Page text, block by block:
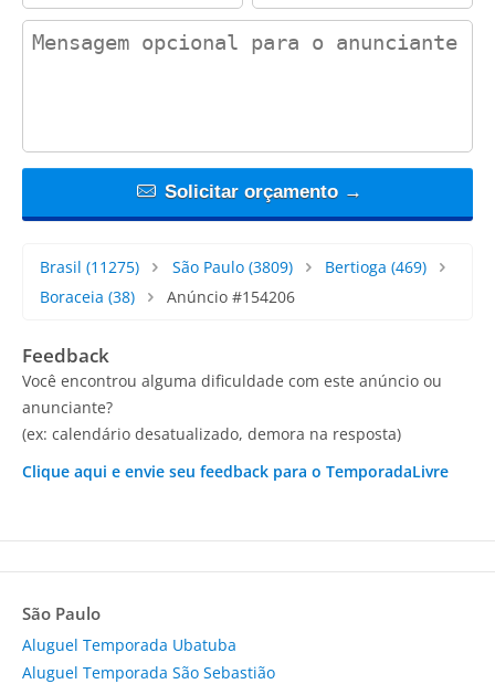
contact_message
Solicitar orçamento →
Brasil (11275) São Paulo(3809) Bertioga (469)
Boraceia (38) Anúncio #154206
Feedback
Você encontrou alguma dificuldade com este anúncio ou
anunciante?
(ex: calendário desatualizado, demora na resposta)
Clique aqui e envie seu feedback para o TemporadaLivre
São Paulo
Aluguel Temporada Ubatuba
Aluguel Temporada São Sebastião